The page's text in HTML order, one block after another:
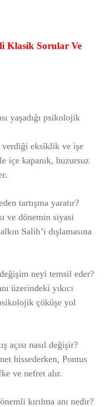
Klasik Sorular Ve
yaşadığı psikolojik
eksiklik ve işe
içe kapanık, huzursuz
tartışma yaratır?
ve dönemin siyasi
Salih’i dışlamasına
değişim neyi temsil eder?
üzerindeki yıkıcı
çöküşe yol
açısı nasıl değişir?
hissederken, Pontus
ve nefret alır.
kırılma anı nedir?